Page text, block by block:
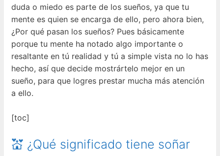
duda o miedo es parte de los sueños, ya que tu
mente es quien se encarga de ello, pero ahora bien,
¿Por qué pasan los sueños? Pues básicamente
porque tu mente ha notado algo importante o
resaltante en tú realidad y tú a simple vista no lo has
hecho, así que decide mostrártelo mejor en un
sueño, para que logres prestar mucha más atención
a ello.
[toc]
💒 ¿Qué significado tiene soñar